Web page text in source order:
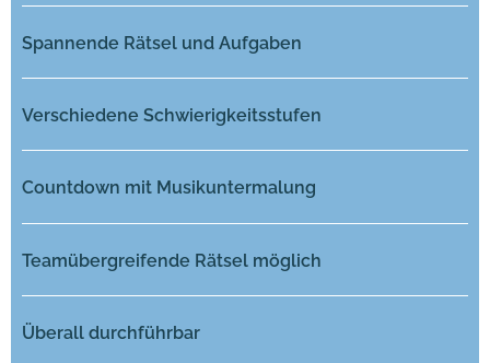
Spannende Rätsel und Aufgaben
Verschiedene Schwierigkeitsstufen
Countdown mit Musikuntermalung
Teamübergreifende Rätsel möglich
Überall durchführbar